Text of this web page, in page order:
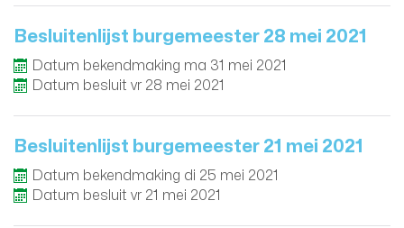
Besluitenlijst burgemeester 28 mei 2021
Datum bekendmaking ma 31 mei 2021
Datum besluit vr 28 mei 2021
Besluitenlijst burgemeester 21 mei 2021
Datum bekendmaking di 25 mei 2021
Datum besluit vr 21 mei 2021